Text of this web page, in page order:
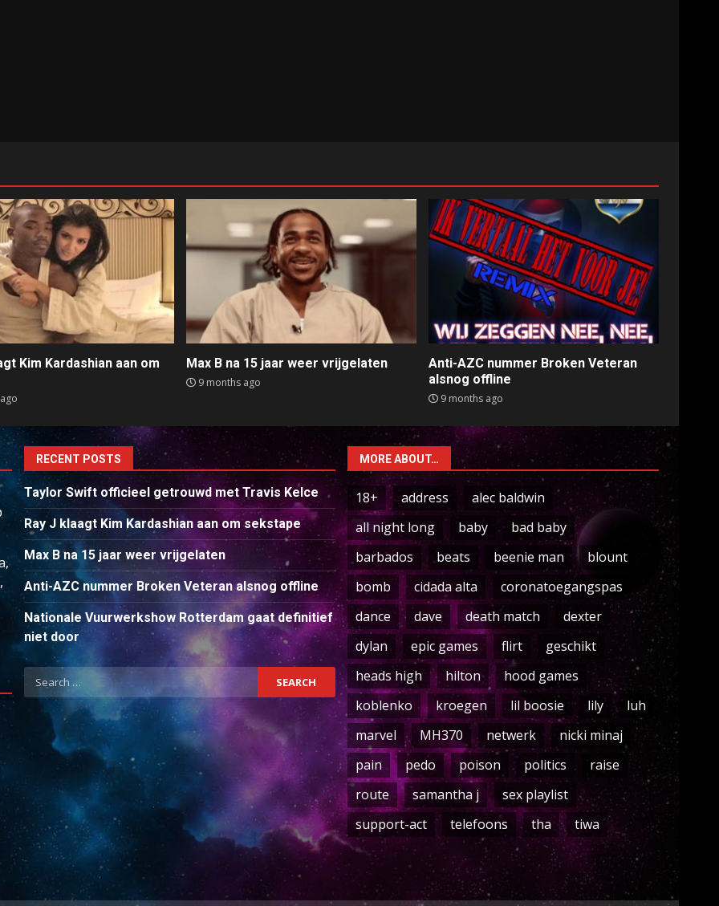
Kim Kardashian aan om
Max B na 15 jaar weer vrijgelaten
9 months ago
Anti-AZC nummer Broken Veteran
alsnog offline
9 months ago
RECENT POSTS
Taylor Swift officieel getrouwd met Travis Kelce
Ray J klaagt Kim Kardashian aan om sekstape
Max B na 15 jaar weer vrijgelaten
Anti-AZC nummer Broken Veteran alsnog offline
Nationale Vuurwerkshow Rotterdam gaat definitief
niet door
Search
for:
MORE ABOUT…
18+ address
alec baldwin
all night long
baby
bad baby
barbados
beats beenie man
blount
bomb
cidada alta
coronatoegangspas
dance
dave death match
dexter
dylan
epic games flirt
geschikt
heads high
hilton
hood games
koblenko
kroegen lil boosie lily
luh
marvel
MH370 netwerk
nicki minaj
pain
pedo poison politics
raise
route
samantha j
sex playlist
support-act
telefoons tha tiwa